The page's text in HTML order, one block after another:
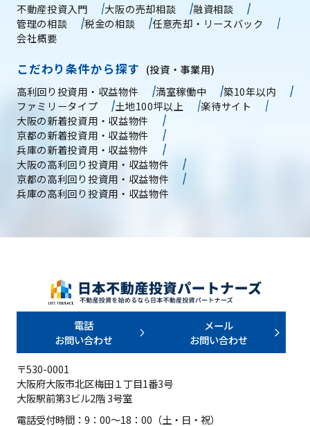
不動産投資入門 大阪の売却相談
融資相談
管理の相談
税金の相談
任意売却・リースバック
会社概要
こだわり条件から探す (投資・事業用)
高利回り投資用・収益物件
満室稼働中
築10年以内
ファミリータイプ
土地100坪以上
楽待サイト
大阪の新着投資用・収益物件
京都の新着投資用・収益物件
兵庫の新着投資用・収益物件
大阪の高利回り投資用・収益物件
京都の高利回り投資用・収益物件
兵庫の高利回り投資用・収益物件
電話
お問い合わせ
メール
お問い合わせ
〒530-0001
大阪府大阪市北区梅田１丁目1番3号
大阪駅前第3ビル2階 3号室
電話受付時間：9：00～18：00（土・日・祝）